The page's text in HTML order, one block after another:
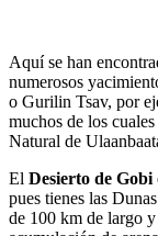
Aquí se han
numerosos
o Gurilin Tsav, por
muchos de los
Natural de
El Desierto de Gobi
pues tienes las
de 100 km de largo